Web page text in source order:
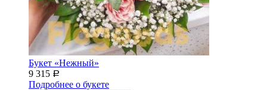
Букет «Нежный»
9 315 Р
Подробнее о букете